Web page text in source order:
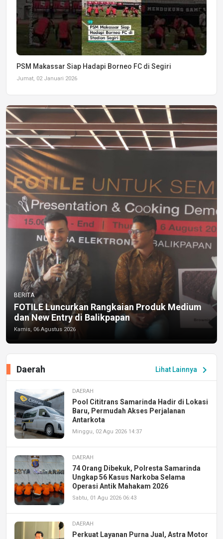
PSM Makassar Siap Hadapi Borneo FC di Segiri
Jumat, 02 Januari 2026
BERITA
FOTILE Luncurkan Rangkaian Produk Medium
dan New Entry di Balikpapan
Kamis, 06 Agustus 2026
Lihat Lainnya chevron_right
Daerah
DAERAH
Pool Cititrans Samarinda Hadir di Lokasi
Baru, Permudah Akses Perjalanan
Antarkota
Minggu, 02 Agu 2026 14:37
DAERAH
74 Orang Dibekuk, Polresta Samarinda
Ungkap 56 Kasus Narkoba Selama
Operasi Antik Mahakam 2026
Sabtu, 01 Agu 2026 06:43
DAERAH
Perkuat Layanan Purna Jual, Astra Motor